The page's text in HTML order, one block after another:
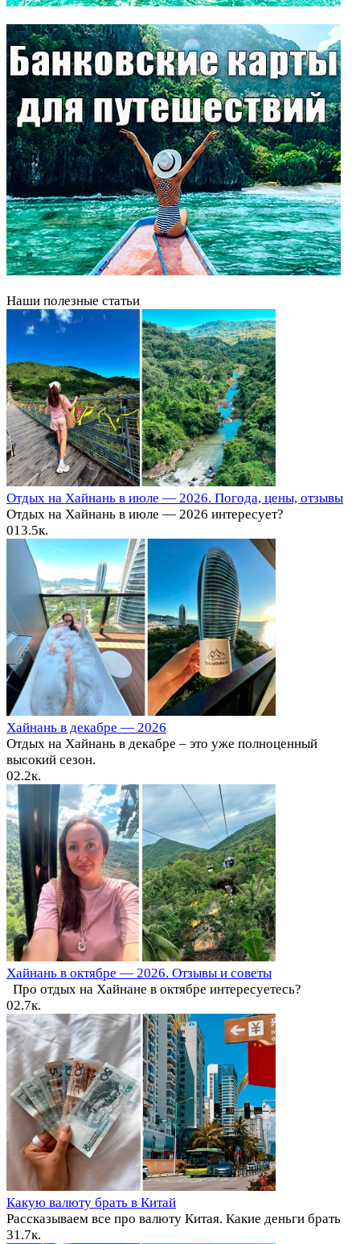
Наши полезные статьи
Отдых на Хайнань в июле — 2026. Погода, цены, отзывы
Отдых на Хайнань в июле — 2026 интересует?
013.5к.
Хайнань в декабре — 2026
Отдых на Хайнань в декабре – это уже полноценный
высокий сезон.
02.2к.
Хайнань в октябре — 2026. Отзывы и советы
Про отдых на Хайнане в октябре интересуетесь?
02.7к.
Какую валюту брать в Китай
Рассказываем все про валюту Китая. Какие деньги брать
31.7к.